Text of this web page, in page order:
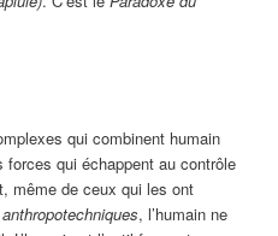
qui combinent humain
qui échappent au contrôle
même de ceux qui les ont
anthropotechniques, l’humain ne